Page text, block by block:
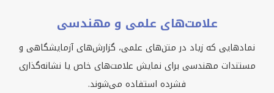
علامت‌های علمی و مهندسی
نمادهایی که زیاد در متن‌های علمی، گزارش‌های آزمایشگاهی و
مستندات مهندسی برای نمایش علامت‌های خاص یا نشانه‌گذاری
فشرده استفاده می‌شوند.